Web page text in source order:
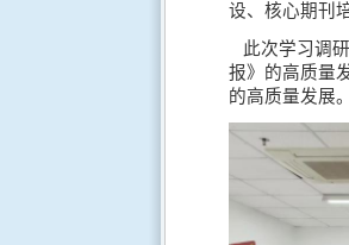
设、核心期刊
此次学习调
报》的高质量
的高质量发展